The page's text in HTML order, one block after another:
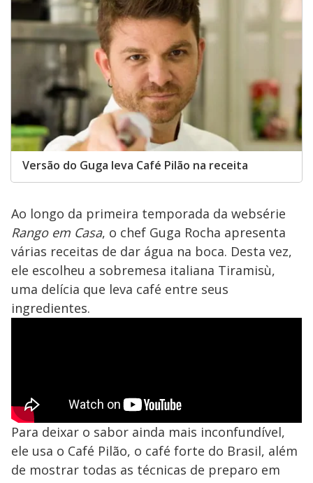
Versão do Guga leva Café Pilão na receita
Ao longo da primeira temporada da websérie
Rango em Casa, o chef Guga Rocha apresenta
várias receitas de dar água na boca. Desta vez,
ele escolheu a sobremesa italiana Tiramisù,
uma delícia que leva café entre seus
ingredientes.
Para deixar o sabor ainda mais inconfundível,
ele usa o Café Pilão, o café forte do Brasil, além
de mostrar todas as técnicas de preparo em